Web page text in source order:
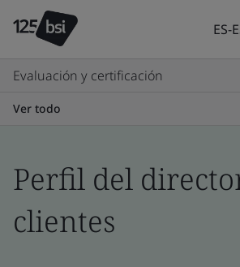
ES-
Evaluación y certificación
Ver todo
Perfil del
clientes